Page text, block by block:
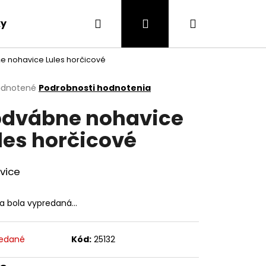
Doprava a platba Kontakty
Hľadať PrihlásenieNákupný
nohavice Lules horčicové
Podrobnosti hodnotenia
nohavice
horčicové
bola vypredaná…
Kód: 25132
MARY ČIERNA